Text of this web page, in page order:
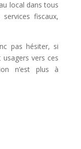
local dans tous
fiscaux,
pas hésiter, si
vers ces
n’est plus à